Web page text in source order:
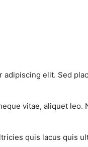
elit. Sed
vitae, aliquet
quis lacus quis